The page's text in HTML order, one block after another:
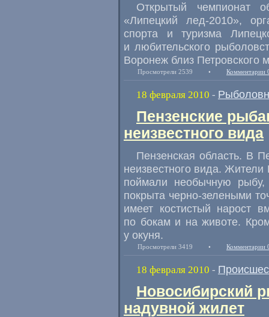
Открытый чемпионат
«Липецкий лед-2010»,
спорта и туризма
и любительского
Воронеж близ Петровского
Просмотрели 2539 • Комментарии
18 февраля 2010 -
Пензенские
неизвестного вида
Пензенская область. В
неизвестного вида. Жители
поймали необычную рыбу,
покрыта черно-зелеными
имеет костистый нарост
по бокам и на животе.
у окуня.
Просмотрели 3419 • Комментарии
18 февраля 2010 -
Новосибирский
надувной жилет